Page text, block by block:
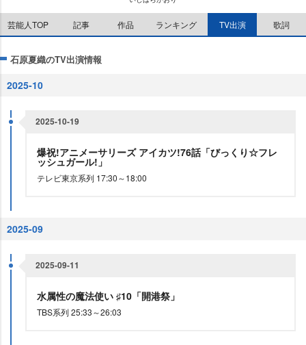
M
u
t
芸能人TOP 記事 作品 ランキング TV出演 歌詞
石原夏織のTV出演情報
2025-10
2025-10-19
爆祝!アニメーサリーズ アイカツ!76話「びっくり☆フレ
ッシュガール!」
テレビ東京系列 17:30～18:00
2025-09
2025-09-11
水属性の魔法使い ♯10「開港祭」
TBS系列 25:33～26:03